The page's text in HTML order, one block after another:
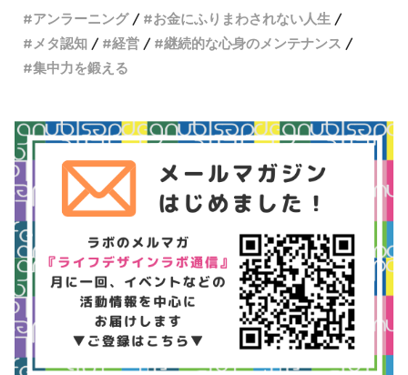
アンラーニング
お金にふりまわされない人生
メタ認知
経営
継続的な心身のメンテナンス
集中力を鍛える